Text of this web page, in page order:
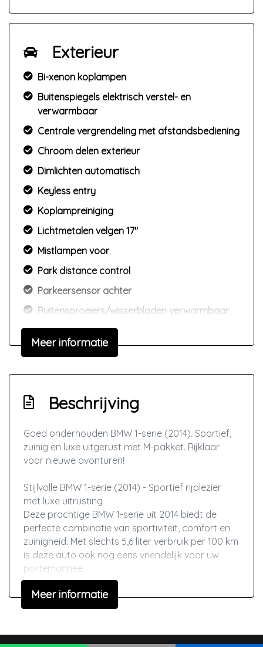
Exterieur
Bi-xenon koplampen
Buitenspiegels elektrisch verstel- en
verwarmbaar
Centrale vergrendeling met afstandsbediening
Chroom delen exterieur
Dimlichten automatisch
Keyless entry
Koplampreiniging
Lichtmetalen velgen 17"
Mistlampen voor
Park distance control
Parkeersensor achter
Ruitensproeiers/wisserbladen verwarmbaar
Interieur
Achterbank in delen neerklapbaar
Airco automatisch
Binnenspiegel automatisch dimmend
Buitentemperatuurmeter
Lederen bekleding
Sportstoelen
Sportstuur
Stuur leder
Stuurbekrachtiging snelheidsafhankelijk
Voorstoelen verwarmd
Meer informatie
Beschrijving
Goed onderhouden BMW 1-serie (2014). Sportief,
zuinig en luxe uitgerust met M-pakket. Rijklaar
voor nieuwe avonturen!
Stijlvolle BMW 1-serie (2014) - Sportief rijplezier
met luxe uitrusting
Deze prachtige BMW 1-serie uit 2014 biedt de
perfecte combinatie van sportiviteit, comfort en
zuinigheid. Met slechts 5,6 liter verbruik per 100 km
is deze auto ook nog eens vriendelijk voor uw
portemonnee.
Highlights:
Origineel Nederlandse auto
136 PK benzinemotor (1.6 liter)
0-100 km/u in 8,5 seconden
Meer informatie